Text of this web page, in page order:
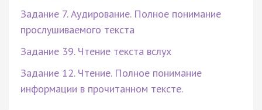
Задание 7. Аудирование. Полное понимание
прослушиваемого текста
Задание 39. Чтение текста вслух
Задание 12. Чтение. Полное понимание
информации в прочитанном тексте.